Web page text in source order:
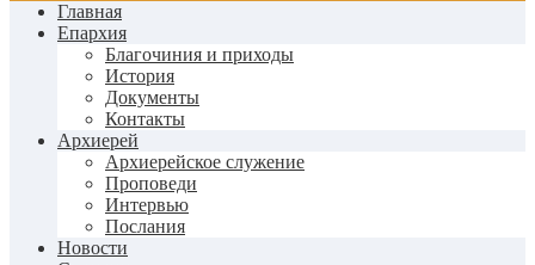
Главная
Епархия
Благочиния и приходы
История
Документы
Контакты
Архиерей
Архиерейское служение
Проповеди
Интервью
Послания
Новости